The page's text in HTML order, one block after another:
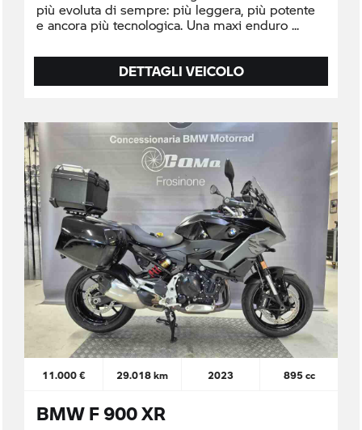
più evoluta di sempre: più leggera, più potente
e ancora più tecnologica. Una maxi enduro
DETTAGLI VEICOLO
11.000 € 29.018 km 2023 895 cc
BMW F 900 XR